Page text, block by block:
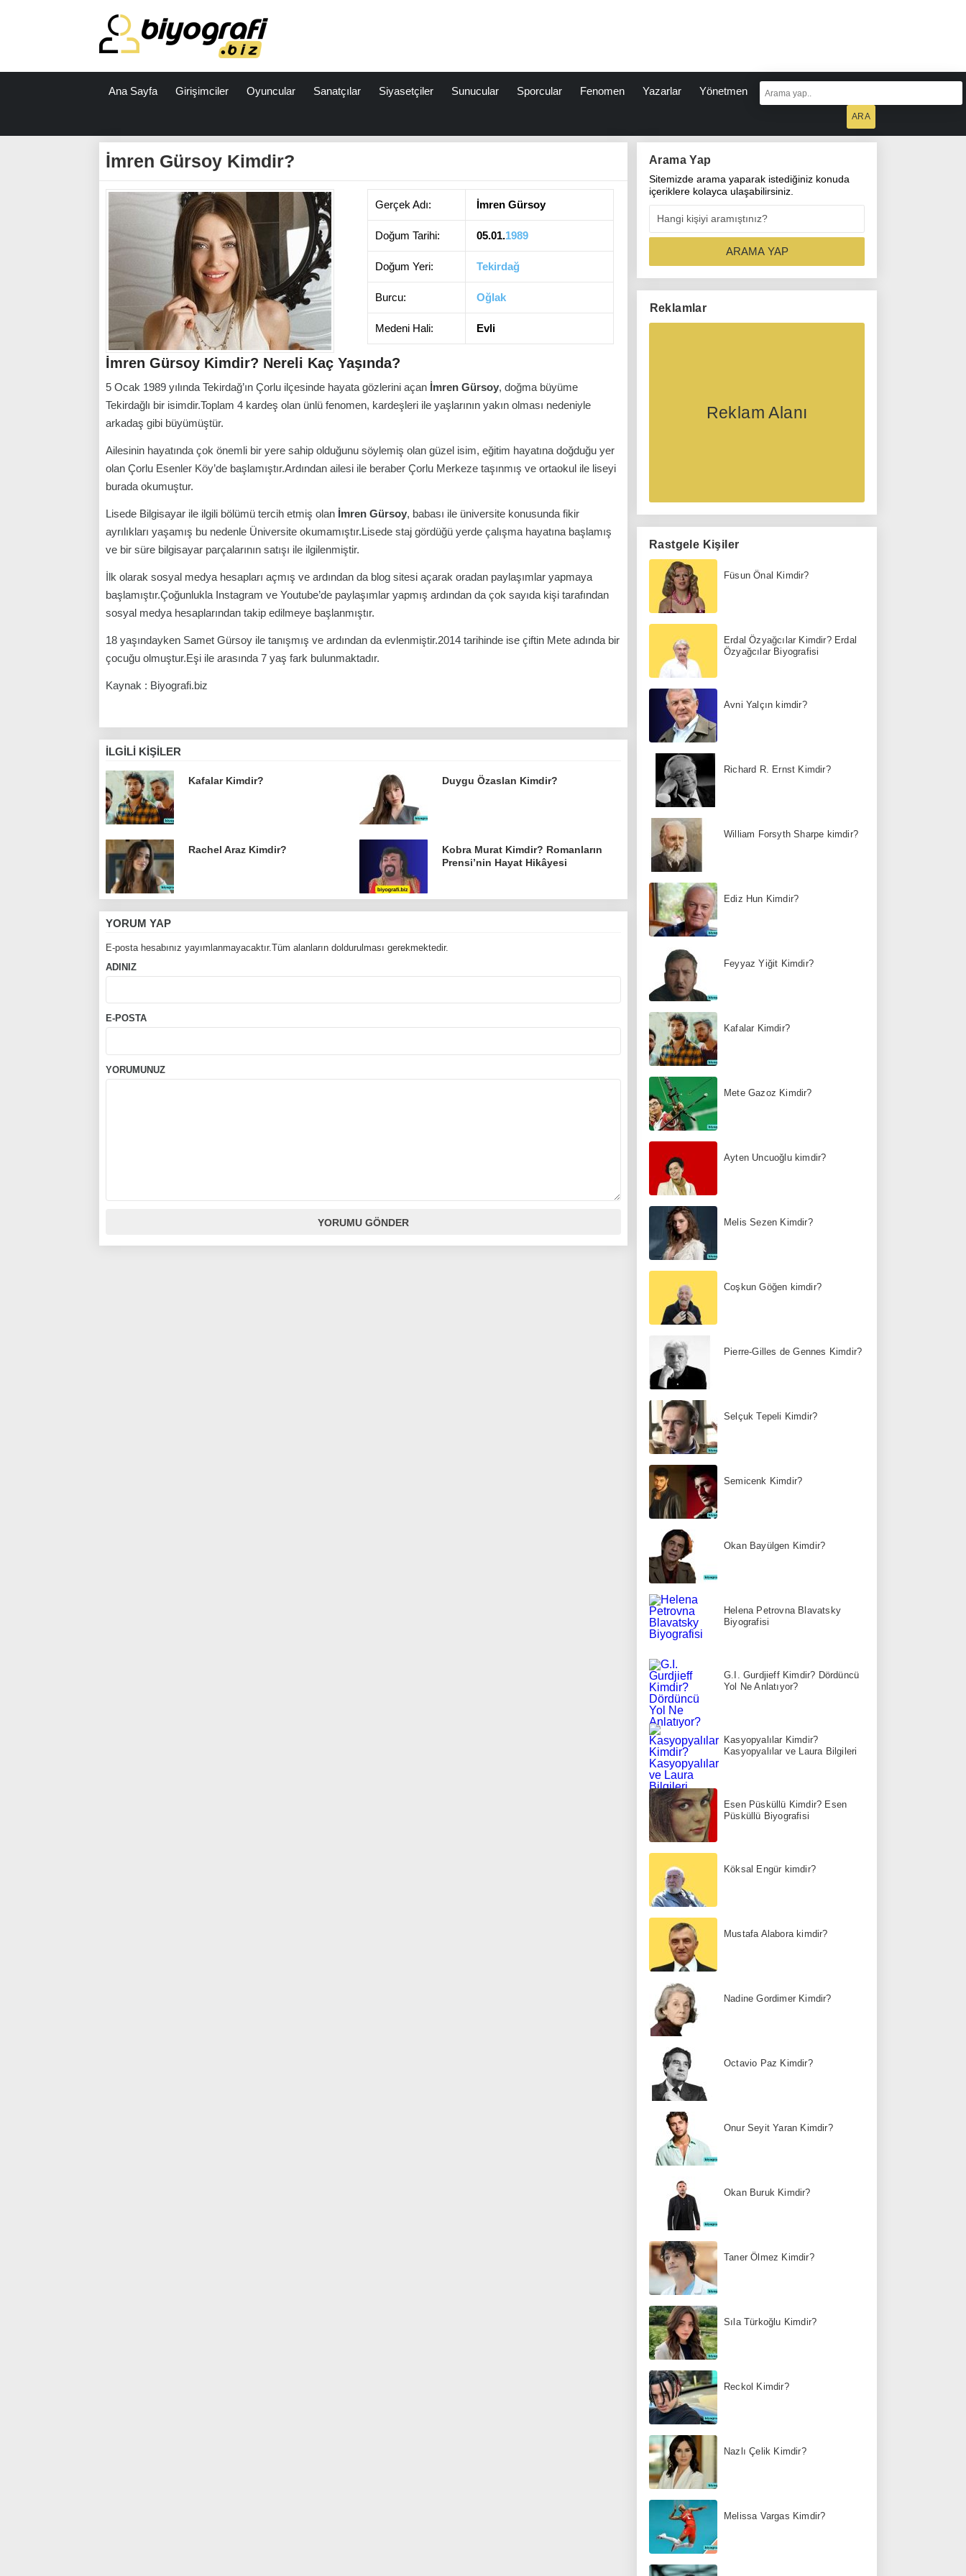
Ana Sayfa Girişimciler Oyuncular Sanatçılar Siyasetçiler Sunucular Sporcular Fenomen Yazarlar Yönetmen
İmren Gürsoy Kimdir?
Gerçek Adı: İmren Gürsoy
Doğum Tarihi: 05.01.1989
Doğum Yeri: Tekirdağ
Burcu: Oğlak
Medeni Hali: Evli
İmren Gürsoy Kimdir? Nereli Kaç Yaşında?
5 Ocak 1989 yılında Tekirdağ’ın Çorlu ilçesinde hayata gözlerini açan İmren Gürsoy, doğma büyüme
Tekirdağlı bir isimdir.Toplam 4 kardeş olan ünlü fenomen, kardeşleri ile yaşlarının yakın olması nedeniyle
arkadaş gibi büyümüştür.
Ailesinin hayatında çok önemli bir yere sahip olduğunu söylemiş olan güzel isim, eğitim hayatına doğduğu yer
olan Çorlu Esenler Köy’de başlamıştır.Ardından ailesi ile beraber Çorlu Merkeze taşınmış ve ortaokul ile liseyi
burada okumuştur.
Lisede Bilgisayar ile ilgili bölümü tercih etmiş olan İmren Gürsoy, babası ile üniversite konusunda fikir
ayrılıkları yaşamış bu nedenle Üniversite okumamıştır.Lisede staj gördüğü yerde çalışma hayatına başlamış
ve bir süre bilgisayar parçalarının satışı ile ilgilenmiştir.
İlk olarak sosyal medya hesapları açmış ve ardından da blog sitesi açarak oradan paylaşımlar yapmaya
başlamıştır.Çoğunlukla Instagram ve Youtube’de paylaşımlar yapmış ardından da çok sayıda kişi tarafından
sosyal medya hesaplarından takip edilmeye başlanmıştır.
18 yaşındayken Samet Gürsoy ile tanışmış ve ardından da evlenmiştir.2014 tarihinde ise çiftin Mete adında bir
çocuğu olmuştur.Eşi ile arasında 7 yaş fark bulunmaktadır.
Kaynak : Biyografi.biz
İLGILI KIŞILER
Kafalar Kimdir? Duygu Özaslan Kimdir?
Rachel Araz Kimdir?
Kobra Murat Kimdir? Romanların
Prensi’nin Hayat Hikâyesi
YORUM YAP
E-posta hesabınız yayımlanmayacaktır.Tüm alanların doldurulması gerekmektedir.
ADINIZ
E-POSTA
YORUMUNUZ
Arama Yap
Sitemizde arama yaparak istediğiniz konuda
içeriklere kolayca ulaşabilirsiniz.
Reklamlar
Reklam Alanı
Rastgele Kişiler
Füsun Önal Kimdir?
Erdal Özyağcılar Kimdir? Erdal
Özyağcılar Biyografisi
Avni Yalçın kimdir?
Richard R. Ernst Kimdir?
William Forsyth Sharpe kimdir?
Ediz Hun Kimdir?
Feyyaz Yiğit Kimdir?
Kafalar Kimdir?
Mete Gazoz Kimdir?
Ayten Uncuoğlu kimdir?
Melis Sezen Kimdir?
Coşkun Göğen kimdir?
Pierre-Gilles de Gennes Kimdir?
Selçuk Tepeli Kimdir?
Semicenk Kimdir?
Okan Bayülgen Kimdir?
Helena Petrovna Blavatsky
Biyografisi
G.I. Gurdjieff Kimdir? Dördüncü
Yol Ne Anlatıyor?
Kasyopyalılar Kimdir?
Kasyopyalılar ve Laura Bilgileri
Esen Püsküllü Kimdir? Esen
Püsküllü Biyografisi
Köksal Engür kimdir?
Mustafa Alabora kimdir?
Nadine Gordimer Kimdir?
Octavio Paz Kimdir?
Onur Seyit Yaran Kimdir?
Okan Buruk Kimdir?
Taner Ölmez Kimdir?
Sıla Türkoğlu Kimdir?
Reckol Kimdir?
Nazlı Çelik Kimdir?
Melissa Vargas Kimdir?